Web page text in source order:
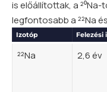
is előállítottak, a ²⁰Na-
legfontosabb a ²²Na és
Izotóp Felezési
²²Na 2,6 év